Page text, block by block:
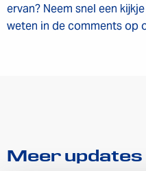
ervan? Neem snel een
weten in de comments op
Meer updates